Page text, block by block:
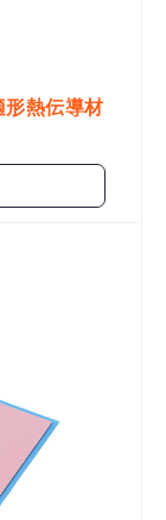
形熱伝導材